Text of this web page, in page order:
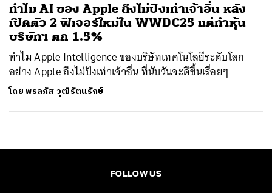
ทำไม AI ของ Apple ถึงไม่ปังเท่าเจ้าอื่น หลัง
เปิดตัว 2 ฟีเจอร์ใหม่ใน WWDC25 แต่ทำหุ้น
บริษัทฯ ตก 1.5%
ทำไม Apple Intelligence ของบริษัทเทคโนโลยีระดับโลก
อย่าง Apple ถึงไม่ปังเท่าเจ้าอื่น ที่นับวันจะดีขึ้นเรื่อยๆ
โดยพรลภัส วุฒิรัตนรักษ์
FOLLOW US